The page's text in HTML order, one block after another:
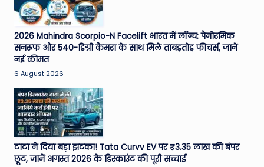
2026 Mahindra Scorpio-N Facelift भारत में लॉन्च: पैनोरमिक
सनरूफ और 540-डिग्री कैमरा के साथ मिले ताबड़तोड़ फीचर्स, जानें
नई कीमत
6 August 2026
टाटा ने दिया बड़ा झटका! Tata Curvv EV पर ₹3.35 लाख की बंपर
छूट, जानें अगस्त 2026 के डिस्काउंट की पूरी सच्चाई